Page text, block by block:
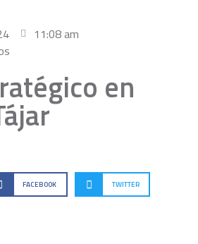
11:08 am
en
FACEBOOK TWITTER